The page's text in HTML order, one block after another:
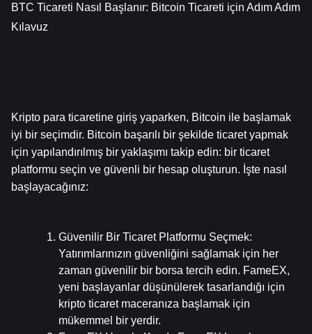
BTC Ticareti Nasıl Başlanır: Bitcoin Ticareti için Adım Adım
Kılavuz
Kripto para ticaretine giriş yaparken, Bitcoin ile başlamak
iyi bir seçimdir. Bitcoin başarılı bir şekilde ticaret yapmak
için yapılandırılmış bir yaklaşımı takip edin: bir ticaret
platformu seçin ve güvenli bir hesap oluşturun. İşte nasıl
başlayacağınız:
Güvenilir Bir Ticaret Platformu Seçmek:
Yatırımlarınızın güvenliğini sağlamak için her
zaman güvenilir bir borsa tercih edin. FameEX,
yeni başlayanlar düşünülerek tasarlandığı için
kripto ticaret maceranıza başlamak için
mükemmel bir yerdir.